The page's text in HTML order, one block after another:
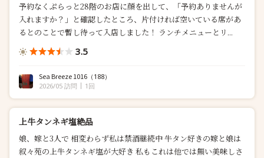
予約なくぷらっと28階のお店に顔を出して、「予約ありませんが
入れますか？」と確認したところ、片付ければ空いている席があ
るとのことで暫し待って入店しました！ ランチメニューとリ...
3.5
Sea Breeze 1016 （188）
2026/05 訪問
1回
上牛タンネギ塩絶品
娘、嫁と3人で 相変わらず私は禁酒継続中 牛タン好きの嫁と娘は
叙々苑の上牛タンネギ塩が大好き 私もこれは他では無い美味しさ